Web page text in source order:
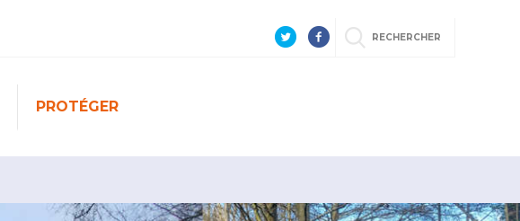
RECHERCHER
PROTÉGER